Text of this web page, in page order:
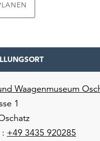
Waagenmuseum
1
+49 3435 920285